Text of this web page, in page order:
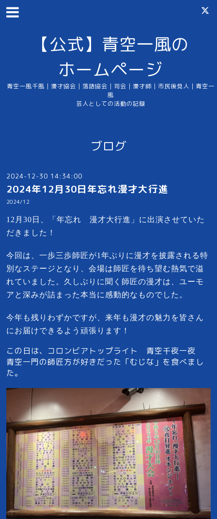
【公式】青空一風の
ホームページ
青空一風千風｜漫才協会｜落語協会｜司会｜漫才師｜市民後見人｜青空一
風
芸人としての活動の記録
ブログ
2024-12-30 14:34:00
2024年12月30日年忘れ漫才大行進
2024/12
12月30日、「年忘れ 漫才大行進」に出演させていた
だきました！
今回は、一歩三歩師匠が1年ぶりに漫才を披露される特
別なステージとなり、会場は師匠を待ち望む熱気で溢
れていました。久しぶりに聞く師匠の漫才は、ユーモ
アと深みが詰まった本当に感動的なものでした。
今年も残りわずかですが、来年も漫才の魅力を皆さん
にお届けできるよう頑張ります！
この日は、コロンビアトップライト 青空千夜一夜
青空一門の師匠方が好きだった「むじな」を食べまし
た。